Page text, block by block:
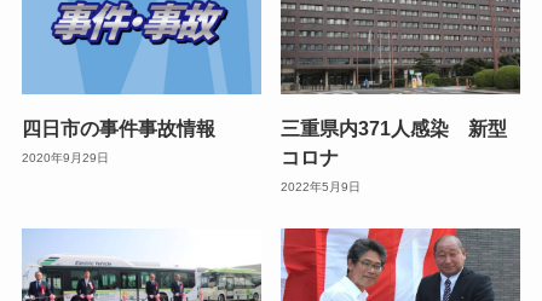
四日市の事件事故情報
2020年9月29日
三重県内371人感染 新型
コロナ
2022年5月9日